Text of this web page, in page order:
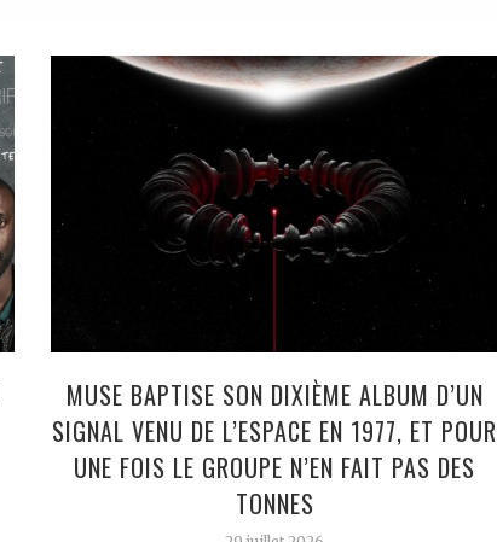
MUSE BAPTISE SON DIXIÈME ALBUM D’UN
SIGNAL VENU DE L’ESPACE EN 1977, ET POUR
UNE FOIS LE GROUPE N’EN FAIT PAS DES
TONNES